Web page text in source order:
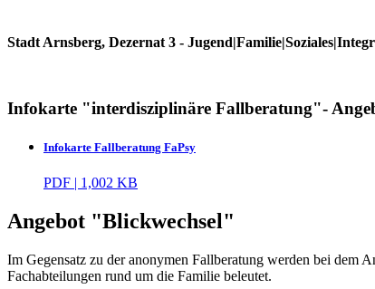
Stadt Arnsberg, Dezernat 3 -
Infokarte "interdisziplinäre Fallberatung"-
Infokarte Fallberatung FaPsy
PDF | 1,002 KB
Angebot "Blickwechsel"
Im Gegensatz zu der anonymen Fallberatung werden bei dem
Fachabteilungen rund um die Familie beleutet.